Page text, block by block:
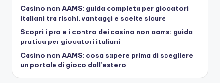
Casino non AAMS: guida completa per giocatori
italiani tra rischi, vantaggi e scelte sicure
Scopri i pro e i contro dei casino non aams: guida
pratica per giocatori italiani
Casino non AAMS: cosa sapere prima di scegliere
un portale di gioco dall’estero